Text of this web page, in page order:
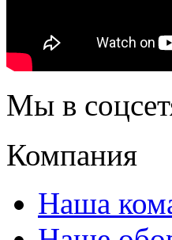
Мы в
Компания
Наша